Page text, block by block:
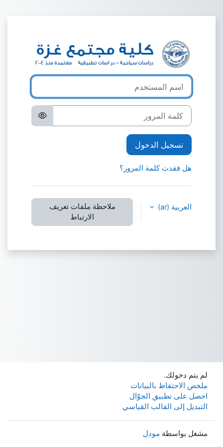
الدخول إلى كلية
اسم المستخدم
كلمة المرور
تسجيل الدخول
هل فقدت كلمة المرور؟
العربية ‎(ar)‎
ملاحظة ملفات تعريف
الارتباط
لم يتم دخولك.
ملخص الاحتفاظ بالبيانات
احصل على تطبيق الجوّال
التبديل إلى القالب القياسي
مشغل بواسطة مودل